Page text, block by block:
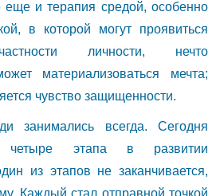
еще и терапия средой, особенно
в которой могут проявиться
личности, нечто
материализоваться мечта;
чувство защищенности.
занимались всегда. Сегодня
четыре этапа в развитии
из этапов не заканчивается,
Каждый стал отправной точкой